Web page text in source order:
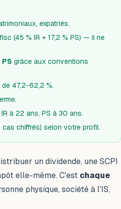
expatriés.
(45 % IR + 17,2 % PS) — il ne
PS grâce aux conventions
de 47,2-62,2 %.
à 22 ans, PS à 30 ans.
chiffrés) selon votre profil.
un dividende, une SCPI
elle-même. C'est chaque
physique, société à l'IS,